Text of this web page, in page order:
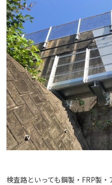
検査路といっても鋼製・FRP製・